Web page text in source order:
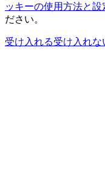
ッキーの使用方法と設
ださい。
受け入れる受け入れな